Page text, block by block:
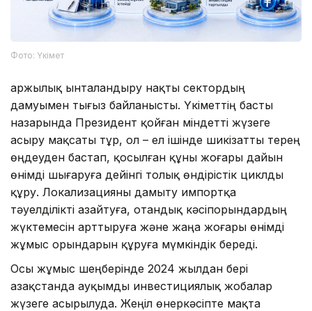
Фото: Үкімет
Қаржылық ынталандыру нақты сектордың
дамуымен тығыз байланысты. Үкіметтің басты
назарында Президент қойған міндетті жүзеге
асыру мақсаты тұр, ол – ел ішінде шикізатты терең
өңдеуден бастап, қосылған құны жоғары дайын
өнімді шығаруға дейінгі толық өндірістік циклды
құру. Локализацияны дамыту импортқа
тәуелділікті азайтуға, отандық кәсіпорындардың
жүктемесін арттыруға және жаңа жоғары өнімді
жұмыс орындарын құруға мүмкіндік береді.
Осы жұмыс шеңберінде 2024 жылдан бері
Қазақстанда ауқымды инвестициялық жобалар
жүзеге асырылуда. Жеңіл өнеркәсіпте мақта